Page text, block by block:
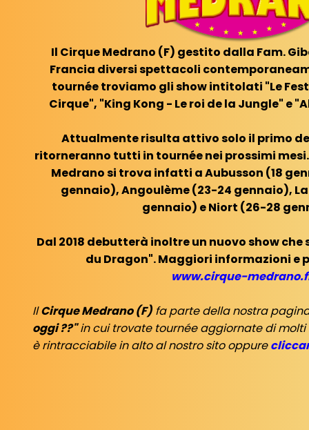
Il Cirque Medrano (F) gestito dalla Fam.
Francia diversi spettacoli
tournée troviamo gli show intitolati "Le
Cirque", "King Kong - Le roi de la Jungle" e
Attualmente risulta attivo solo il primo
ritorneranno tutti in tournée nei prossimi
Medrano si trova infatti a Aubusson (18
gennaio), Angoulème (23-24 gennaio),
gennaio) e Niort (26-28
Dal 2018 debutterà inoltre un nuovo show
du Dragon". Maggiori informazioni e
www.cirque-
IlCirque Medrano (F) fa parte della nostra
oggi ??"in cui trovate tournée aggiornate di molti
è rintracciabile in alto al nostro sito oppure